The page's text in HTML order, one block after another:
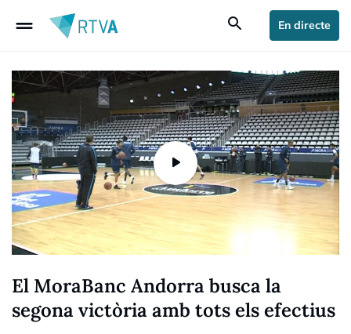
drag_handle search En directe
El MoraBanc Andorra busca la
segona victòria amb tots els efectius